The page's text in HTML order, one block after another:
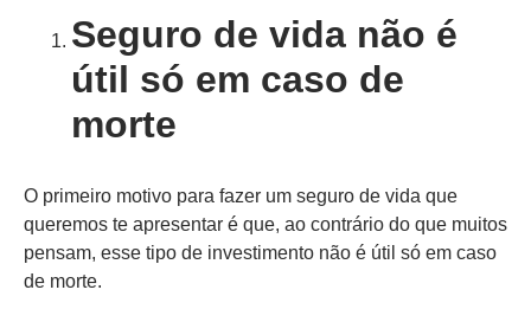
Seguro de vida não é
útil só em caso de
morte
O primeiro motivo para fazer um seguro de vida que
queremos te apresentar é que, ao contrário do que muitos
pensam, esse tipo de investimento não é útil só em caso
de morte.